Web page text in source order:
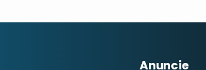
Anuncie